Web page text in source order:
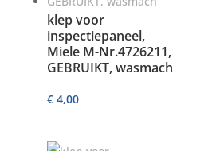
klep voor
inspectiepaneel,
Miele M-Nr.4726211,
GEBRUIKT, wasmach
€4,00